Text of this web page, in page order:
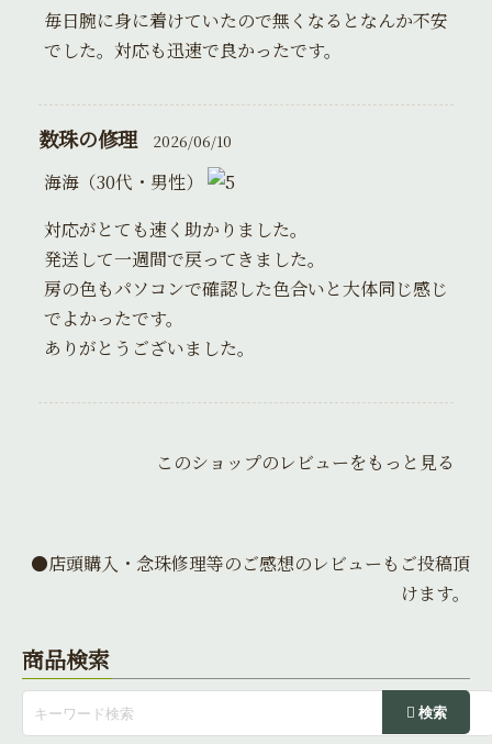
毎日腕に身に着けていたので無くなるとなんか不安
でした。対応も迅速で良かったです。
数珠の修理 2026/06/10
海海（30代・男性）
対応がとても速く助かりました。
発送して一週間で戻ってきました。
房の色もパソコンで確認した色合いと大体同じ感じ
でよかったです。
ありがとうございました。
このショップのレビューをもっと見る
●店頭購入・念珠修理等のご感想のレビューもご投稿頂
けます。
商品検索